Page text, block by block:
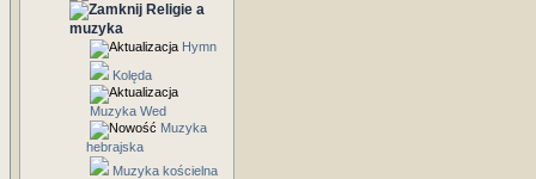
Religie a
muzyka
Hymn
Kolęda
Muzyka Wed
Muzyka
hebrajska
Muzyka kościelna